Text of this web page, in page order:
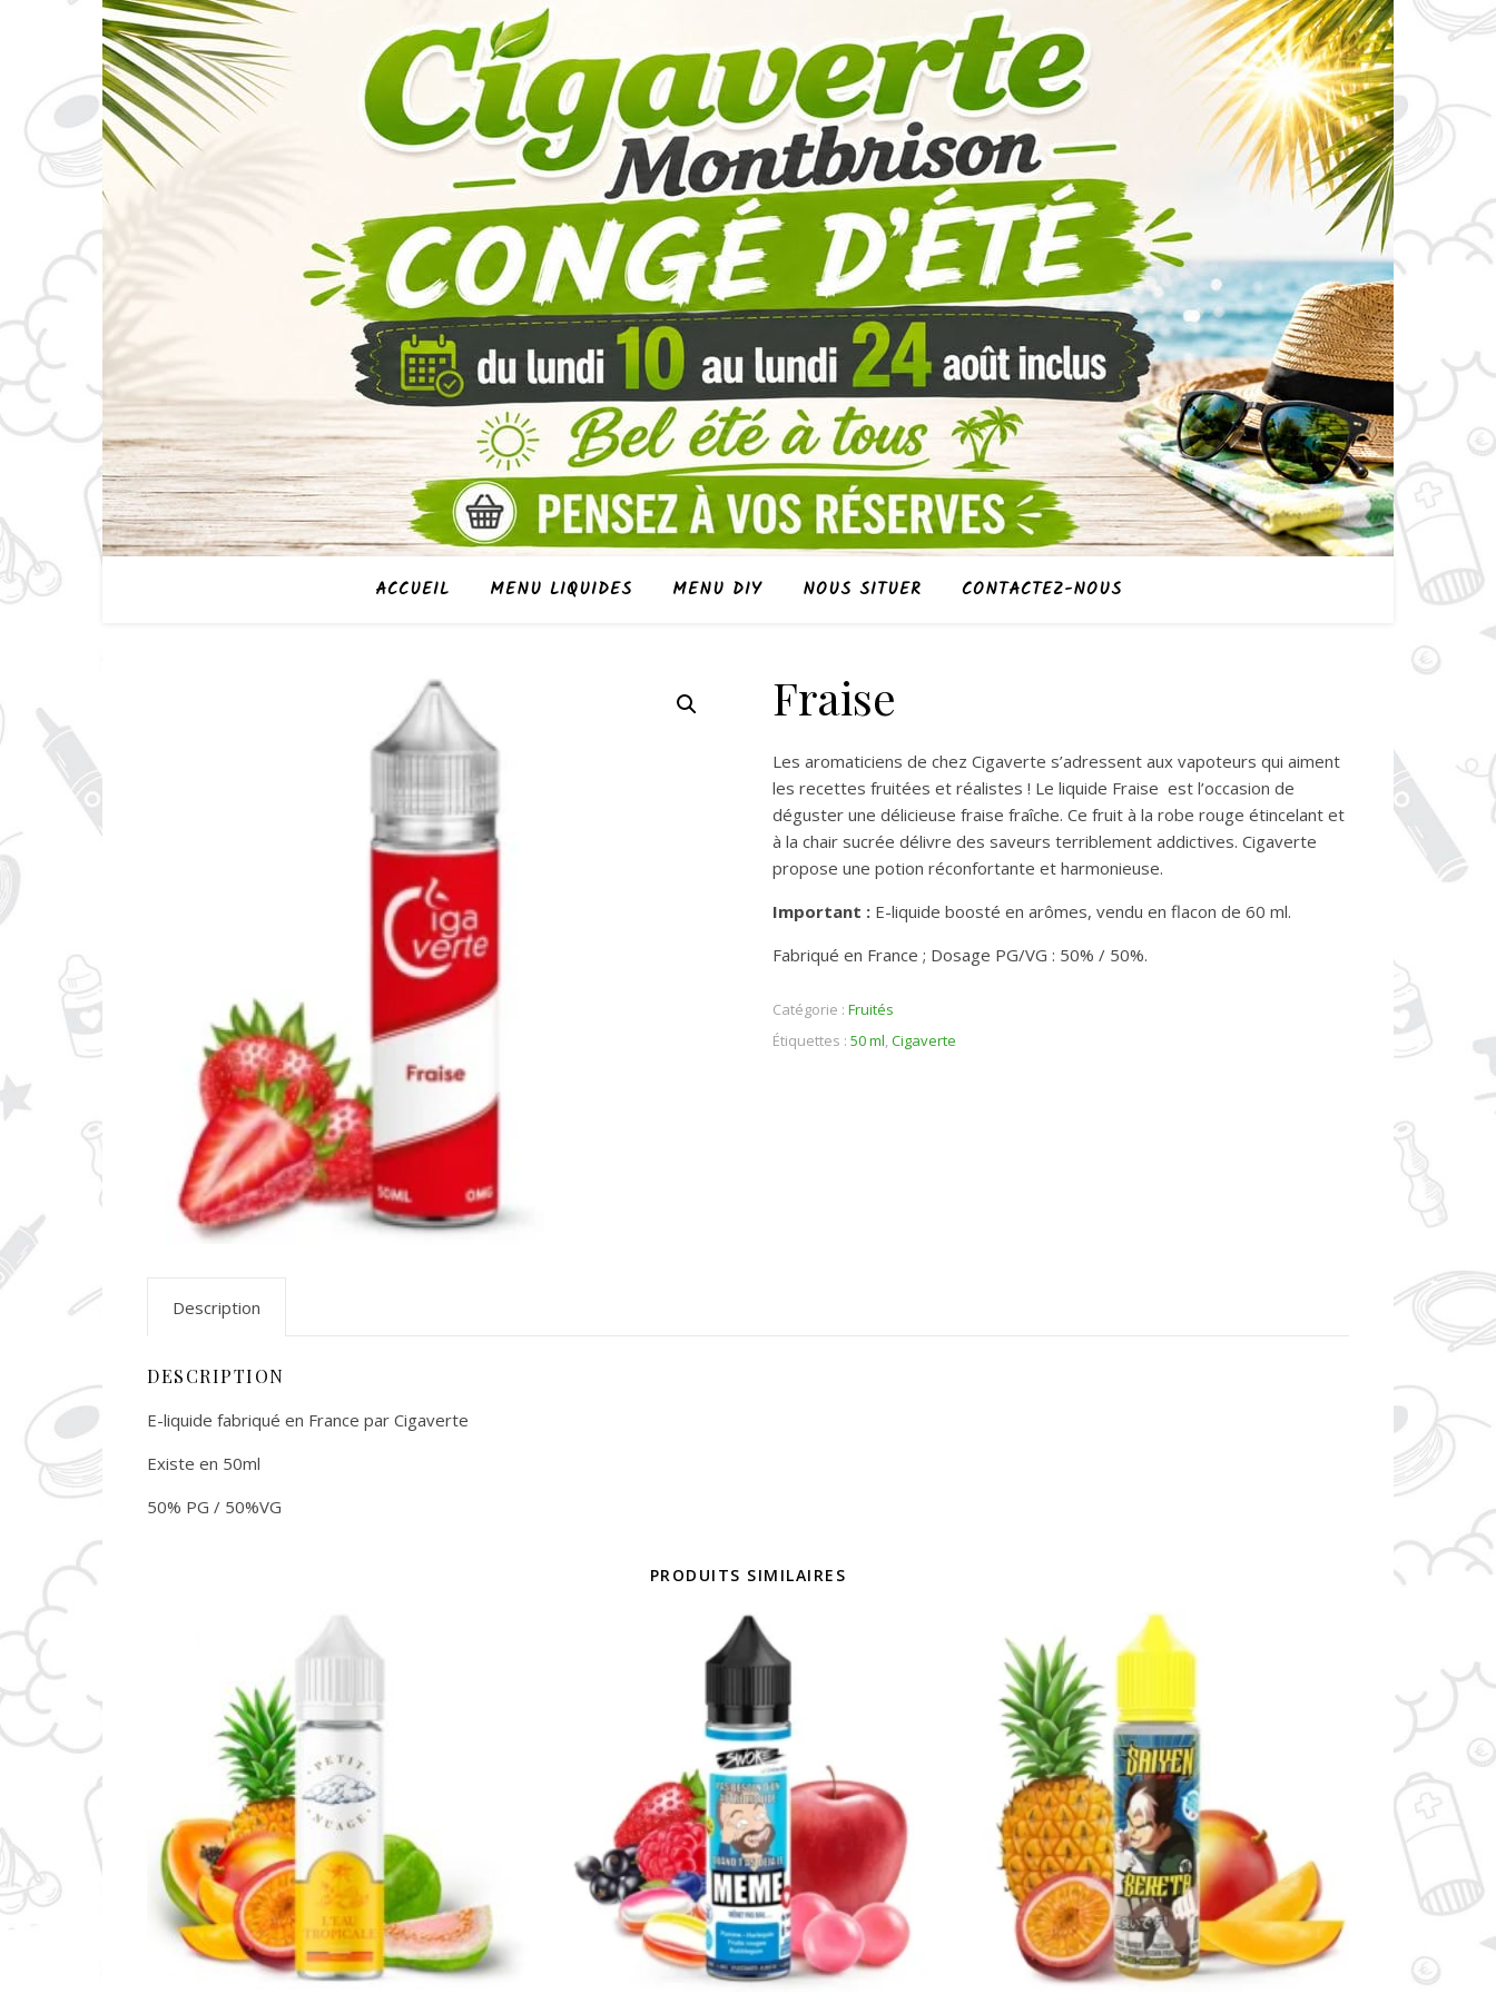
ACCUEIL MENU LIQUIDES MENU DIY NOUS SITUER CONTACTEZ-NOUS
Fraise
Les aromaticiens de chez Cigaverte s’adressent aux vapoteurs qui aiment
les recettes fruitées et réalistes ! Le liquide Fraise est l’occasion de
déguster une délicieuse fraise fraîche. Ce fruit à la robe rouge étincelant et
à la chair sucrée délivre des saveurs terriblement addictives. Cigaverte
propose une potion réconfortante et harmonieuse.
Important :E-liquide boosté en arômes, vendu en flacon de 60 ml.
Fabriqué en France ; Dosage PG/VG : 50% / 50%.
Catégorie : Fruités
Étiquettes : 50 ml,Cigaverte
Description
DESCRIPTION
E-liquide fabriqué en France par Cigaverte
Existe en 50ml
50% PG / 50%VG
PRODUITS SIMILAIRES